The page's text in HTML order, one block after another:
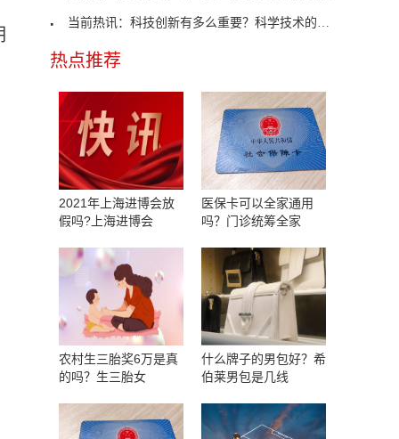
当前热讯：科技创新有多么重要？科学技术的发展有哪
热点推荐
2021年上海进博会放
假吗?上海进博会
医保卡可以全家通用
吗？门诊统筹全家
农村生三胎奖6万是真
的吗？生三胎女
什么牌子的男包好？希
伯莱男包是几线